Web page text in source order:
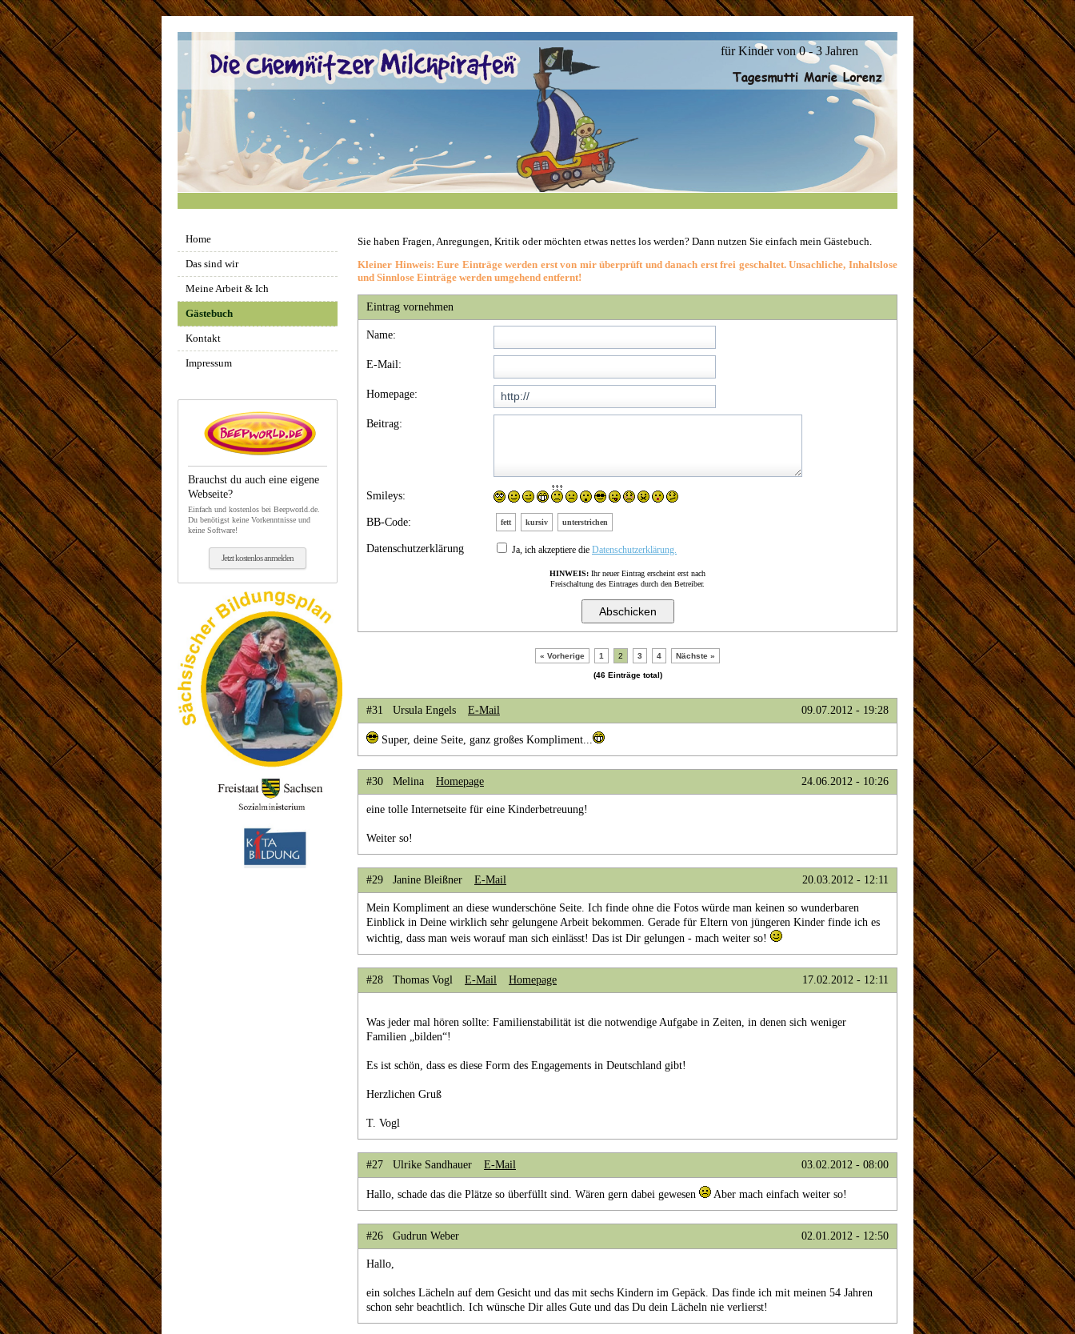
für Kinder von 0 - 3 Jahren
Home
Das sind wir
Meine Arbeit & Ich
Gästebuch
Kontakt
Impressum
Brauchst du auch eine eigene
Webseite?
Einfach und kostenlos bei Beepworld.de.
Du benötigst keine Vorkenntnisse und
keine Software!
Jetzt kostenlos anmelden
Sie haben Fragen, Anregungen, Kritik oder möchten etwas nettes los werden? Dann nutzen Sie einfach mein Gästebuch.
Kleiner Hinweis: Eure Einträge werden erst von mir überprüft und danach erst frei geschaltet. Unsachliche, Inhaltslose
und Sinnlose Einträge werden umgehend entfernt!
Eintrag vornehmen
Name:
E-Mail:
Homepage:
Beitrag:
Smileys:
BB-Code: fett kursiv unterstrichen
Datenschutzerklärung Ja, ich akzeptiere die Datenschutzerklärung.
HINWEIS: Ihr neuer Eintrag erscheint erst nach
Freischaltung des Eintrages durch den Betreiber.
« Vorherige 1 2 3 4 Nächste »
(46 Einträge total)
#31 Ursula Engels E-Mail 09.07.2012 - 19:28
Super, deine Seite, ganz großes Kompliment...
#30 Melina Homepage 24.06.2012 - 10:26
eine tolle Internetseite für eine Kinderbetreuung!
Weiter so!
#29 Janine Bleißner E-Mail 20.03.2012 - 12:11
Mein Kompliment an diese wunderschöne Seite. Ich finde ohne die Fotos würde man keinen so wunderbaren
Einblick in Deine wirklich sehr gelungene Arbeit bekommen. Gerade für Eltern von jüngeren Kinder finde ich es
wichtig, dass man weis worauf man sich einlässt! Das ist Dir gelungen - mach weiter so!
#28 Thomas Vogl E-Mail Homepage 17.02.2012 - 12:11
Was jeder mal hören sollte: Familienstabilität ist die notwendige Aufgabe in Zeiten, in denen sich weniger
Familien „bilden“!
Es ist schön, dass es diese Form des Engagements in Deutschland gibt!
Herzlichen Gruß
T. Vogl
#27 Ulrike Sandhauer E-Mail 03.02.2012 - 08:00
Hallo, schade das die Plätze so überfüllt sind. Wären gern dabei gewesen Aber mach einfach weiter so!
#26 Gudrun Weber 02.01.2012 - 12:50
Hallo,
ein solches Lächeln auf dem Gesicht und das mit sechs Kindern im Gepäck. Das finde ich mit meinen 54 Jahren
schon sehr beachtlich. Ich wünsche Dir alles Gute und das Du dein Lächeln nie verlierst!